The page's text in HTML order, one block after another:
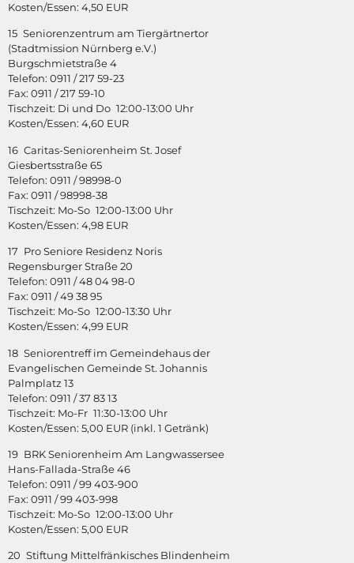
Kosten/Essen: 4,50 EUR
15 Seniorenzentrum am Tiergärtnertor
(Stadtmission Nürnberg e.V.)
Burgschmietstraße 4
Telefon: 0911 / 217 59-23
Fax: 0911 / 217 59-10
Tischzeit: Di und Do 12:00-13:00 Uhr
Kosten/Essen: 4,60 EUR
16 Caritas-Seniorenheim St. Josef
Giesbertsstraße 65
Telefon: 0911 / 98998-0
Fax: 0911 / 98998-38
Tischzeit: Mo-So 12:00-13:00 Uhr
Kosten/Essen: 4,98 EUR
17 Pro Seniore Residenz Noris
Regensburger Straße 20
Telefon: 0911 / 48 04 98-0
Fax: 0911 / 49 38 95
Tischzeit: Mo-So 12:00-13:30 Uhr
Kosten/Essen: 4,99 EUR
18 Seniorentreff im Gemeindehaus der
Evangelischen Gemeinde St. Johannis
Palmplatz 13
Telefon: 0911 / 37 83 13
Tischzeit: Mo-Fr 11:30-13:00 Uhr
Kosten/Essen: 5,00 EUR (inkl. 1 Getränk)
19 BRK Seniorenheim Am Langwassersee
Hans-Fallada-Straße 46
Telefon: 0911 / 99 403-900
Fax: 0911 / 99 403-998
Tischzeit: Mo-So 12:00-13:00 Uhr
Kosten/Essen: 5,00 EUR
20 Stiftung Mittelfränkisches Blindenheim